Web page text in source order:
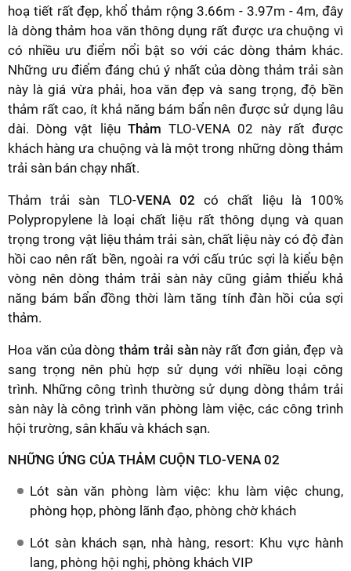
hoạ tiết rất đẹp, khổ thảm rộng 3.66m - 3.97m - 4m, đây
là dòng thảm hoa văn thông dụng rất được ưa chuộng vì
có nhiều ưu điểm nổi bật so với các dòng thảm khác.
Những ưu điểm đáng chú ý nhất của dòng thảm trải sàn
này là giá vừa phải, hoa văn đẹp và sang trọng, độ bền
thảm rất cao, ít khả năng bám bẩn nên được sử dụng lâu
dài. Dòng vật liệu Thảm TLO-VENA 02 này rất được
khách hàng ưa chuộng và là một trong những dòng thảm
trải sàn bán chạy nhất.
Thảm trải sàn TLO-VENA 02 có chất liệu là 100%
Polypropylene là loại chất liệu rất thông dụng và quan
trọng trong vật liệu thảm trải sàn, chất liệu này có độ đàn
hồi cao nên rất bền, ngoài ra với cấu trúc sợi là kiểu bện
vòng nên dòng thảm trải sàn này cũng giảm thiểu khả
năng bám bẩn đồng thời làm tăng tính đàn hồi của sợi
thảm.
Hoa văn của dòng thảm trải sànnày rất đơn giản, đẹp và
sang trọng nên phù hợp sử dụng với nhiều loại công
trình. Những công trình thường sử dụng dòng thảm trải
sàn này là công trình văn phòng làm việc, các công trình
hội trường, sân khấu và khách sạn.
NHỮNG ỨNG CỦA THẢM CUỘN TLO-VENA 02
Lót sàn văn phòng làm việc: khu làm việc chung,
phòng họp, phòng lãnh đạo, phòng chờ khách
Lót sàn khách sạn, nhà hàng, resort: Khu vực hành
lang, phòng hội nghị, phòng khách VIP